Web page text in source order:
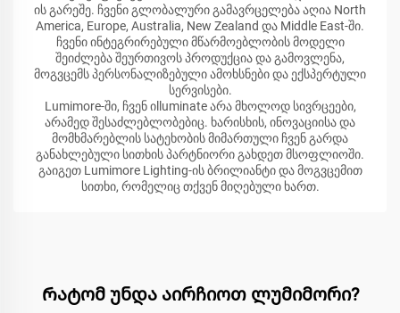
ის გარეშე. ჩვენი გლობალური გამავრცელება აღია North
America, Europe, Australia, New Zealand და Middle East-ში.
ჩვენი ინტეგრირებული მწარმოებლობის მოდელი
შეიძლება შეურთივოს პროდუქცია და გამოვლენა,
მოგვცემს პერსონალიზებული ამოხსნები და ექსპერტული
სერვისები.
Lumimore-ში, ჩვენ იlluminate არა მხოლოდ სივრცეები,
არამედ შესაძლებლობებიც. ხარისხის, ინოვაციისა და
მომხმარებლის სატეხობის მიმართული ჩვენ გარდა
განახლებული სითხის პარტნიორი გახდეთ მსოფლიოში.
გაიგეთ Lumimore Lighting-ის ბრილიანტი და მოგვცემით
სითხი, რომელიც თქვენ მიღებული ხართ.
Რატომ უნდა აირჩიოთ ლუმიმორი?